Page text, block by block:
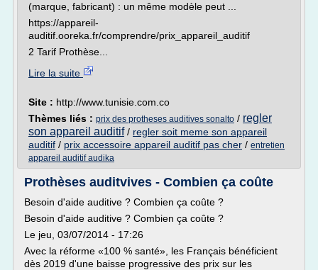
(marque, fabricant) : un même modèle peut ...
https://appareil-
auditif.ooreka.fr/comprendre/prix_appareil_auditif
2 Tarif Prothèse...
Lire la suite
Site : http://www.tunisie.com.co
Thèmes liés : prix des protheses auditives sonalto / regler
son appareil auditif/ regler soit meme son appareil
auditif / prix accessoire appareil auditif pas cher / entretien
appareil auditif audika
Prothèses auditvives - Combien ça coûte
Besoin d'aide auditive ? Combien ça coûte ?
Besoin d'aide auditive ? Combien ça coûte ?
Le jeu, 03/07/2014 - 17:26
Avec la réforme «100 % santé», les Français bénéficient
dès 2019 d'une baisse progressive des prix sur les